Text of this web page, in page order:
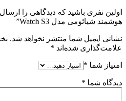
اولین نفری باشید که دیدگاهی را
هوشمند شیائومی مدل Watch S3”
نشانی ایمیل شما منتشر نخواهد شد.
علامت‌گذاری شده‌اند *
امتیاز شما *
دیدگاه شما *